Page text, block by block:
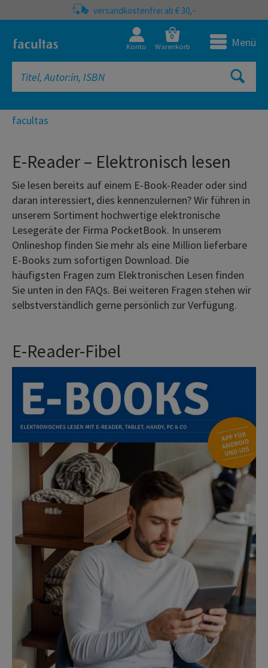
versandkostenfrei ab € 30,–
Konto
0
Warenkorb Menü
facultas
E-Reader – Elektronisch lesen
Sie lesen bereits auf einem E-Book-Reader oder sind
daran interessiert, dies kennenzulernen? Wir führen in
unserem Sortiment hochwertige elektronische
Lesegeräte der Firma PocketBook. In unserem
Onlineshop finden Sie mehr als eine Million lieferbare
E-Books zum sofortigen Download. Die
häufigsten Fragen zum Elektronischen Lesen finden
Sie unten in den FAQs. Bei weiteren Fragen stehen wir
selbstverständlich gerne persönlich zur Verfügung.
E-Reader-Fibel